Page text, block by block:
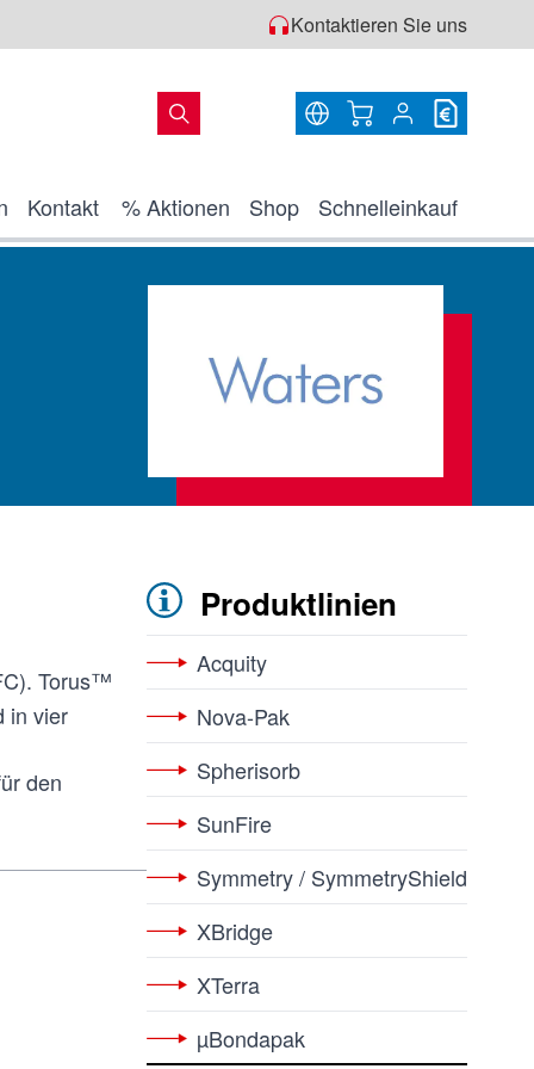
Kontaktieren Sie uns
Warenkorb
Kontakt % Aktionen Shop Schnelleinkauf
Torus™
in vier
den
Produktlinien
Acquity
Nova-Pak
Spherisorb
SunFire
Symmetry / SymmetryShield
XBridge
XTerra
µBondapak